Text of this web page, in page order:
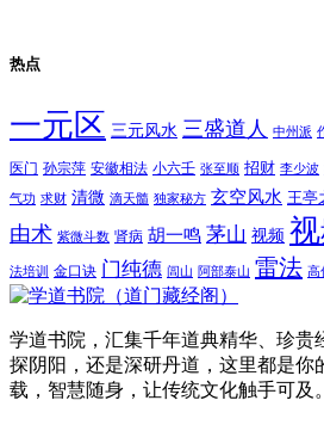
热点
一元区 三元风水 三盛道人 中州派
医门 孙宗萍 安徽相法 小六壬 张至顺 招财 李少波
气功 求财 清微 滴天髓 独家秘方 玄空风水 王亭
由术 紫微斗数 肾病 胡一鸣 茅山 视频
法培训 金口诀 门纯德 闾山 阿部泰山 雷法 高
学道书院，汇集千年道典精华、珍贵
探阴阳，还是深研丹道，这里都是你
载，智慧随身，让传统文化触手可及。